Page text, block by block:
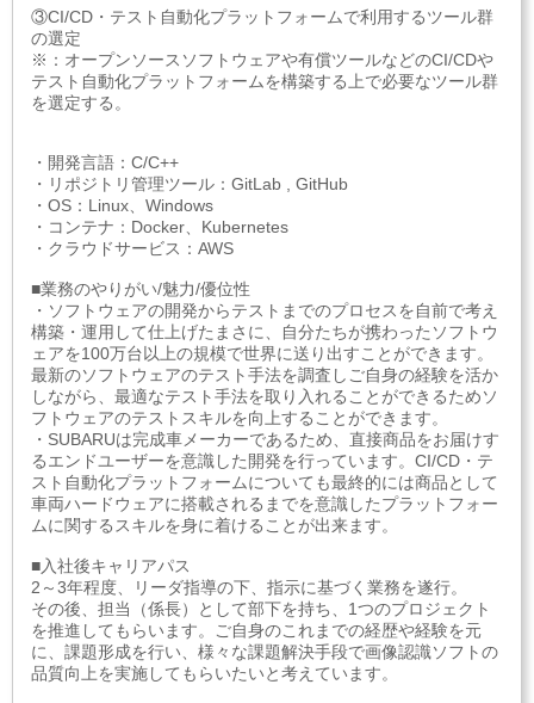
③CI/CD・テスト自動化プラットフォームで利用するツール群
の選定
※：オープンソースソフトウェアや有償ツールなどのCI/CDや
テスト自動化プラットフォームを構築する上で必要なツール群
を選定する。
・開発言語：C/C++
・リポジトリ管理ツール：GitLab , GitHub
・OS：Linux、Windows
・コンテナ：Docker、Kubernetes
・クラウドサービス：AWS
■業務のやりがい/魅力/優位性
・ソフトウェアの開発からテストまでのプロセスを自前で考え
構築・運用して仕上げたまさに、自分たちが携わったソフトウ
ェアを100万台以上の規模で世界に送り出すことができます。
最新のソフトウェアのテスト手法を調査しご自身の経験を活か
しながら、最適なテスト手法を取り入れることができるためソ
フトウェアのテストスキルを向上することができます。
・SUBARUは完成車メーカーであるため、直接商品をお届けす
るエンドユーザーを意識した開発を行っています。CI/CD・テ
スト自動化プラットフォームについても最終的には商品として
車両ハードウェアに搭載されるまでを意識したプラットフォー
ムに関するスキルを身に着けることが出来ます。
■入社後キャリアパス
2～3年程度、リーダ指導の下、指示に基づく業務を遂行。
その後、担当（係長）として部下を持ち、1つのプロジェクト
を推進してもらいます。ご自身のこれまでの経歴や経験を元
に、課題形成を行い、様々な課題解決手段で画像認識ソフトの
品質向上を実施してもらいたいと考えています。